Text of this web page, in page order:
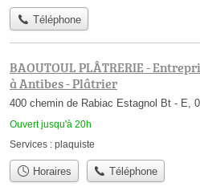
Téléphone
BAOUTOUL PLÂTRERIE -
à Antibes - Plâtrier
400 chemin de Rabiac Estagnol Bt - E,
Ouvert jusqu'à 20h
Services : plaquiste
Horaires Téléphone